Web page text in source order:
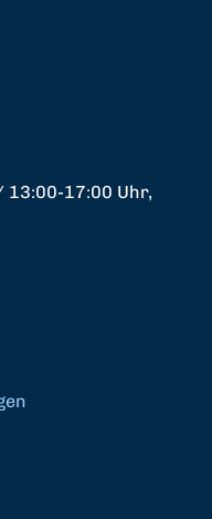
13:00-17:00 Uhr,